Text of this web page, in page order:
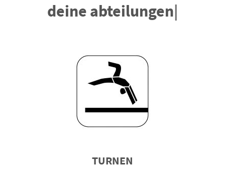
deine abteilungen|
TURNEN